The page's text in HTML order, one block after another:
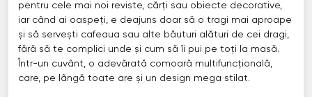
pentru cele mai noi reviste, cărți sau obiecte decorative,
iar când ai oaspeți, e deajuns doar să o tragi mai aproape
și să servești cafeaua sau alte băuturi alături de cei dragi,
fără să te complici unde și cum să îi pui pe toți la masă.
Într-un cuvânt, o adevărată comoară multifuncțională,
care, pe lângă toate are și un design mega stilat.